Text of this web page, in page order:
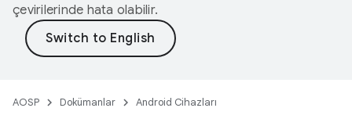
çevirilerinde hata olabilir.
AOSP Dokümanlar Android Cihazları